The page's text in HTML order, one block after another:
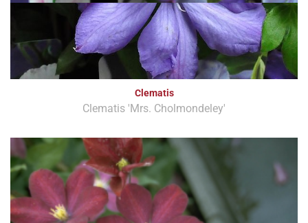
Clematis
Clematis 'Mrs. Cholmondeley'